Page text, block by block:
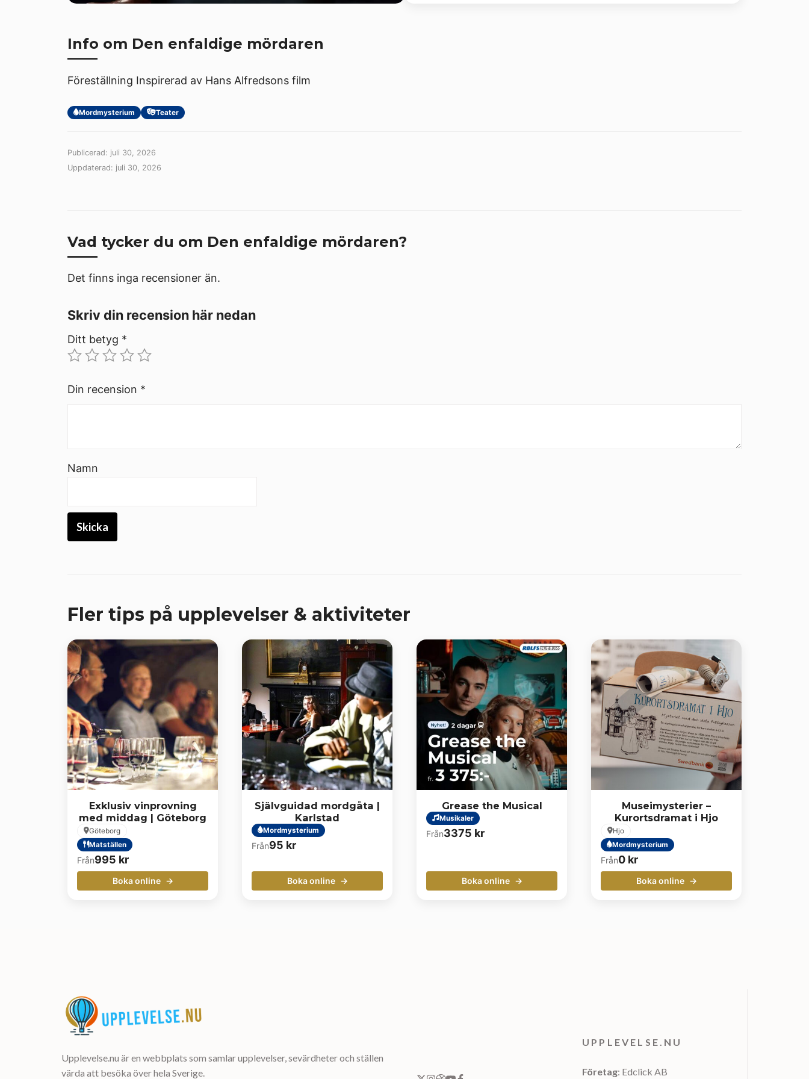
Info om Den enfaldige mördaren
Föreställning Inspirerad av Hans Alfredsons film
Mordmysterium Teater
Publicerad: juli 30, 2026
Uppdaterad: juli 30, 2026
Vad tycker du om Den enfaldige mördaren?
Det finns inga recensioner än.
Skriv din recension här nedan
Ditt betyg *
Din recension *
Namn
Fler tips på upplevelser & aktiviteter
Exklusiv vinprovning
med middag | Göteborg
Göteborg
Matställen
Från995 kr
Boka online
Självguidad mordgåta |
Karlstad
Mordmysterium
Från95 kr
Boka online
Grease the Musical
Musikaler
Från3375 kr
Boka online
Museimysterier –
Kurortsdramat i Hjo
Hjo
Mordmysterium
Från0 kr
Boka online
Upplevelse.nu är en webbplats som samlar upplevelser, sevärdheter och ställen
värda att besöka över hela Sverige.
UPPLEVELSE.NU
Företag: Edclick AB